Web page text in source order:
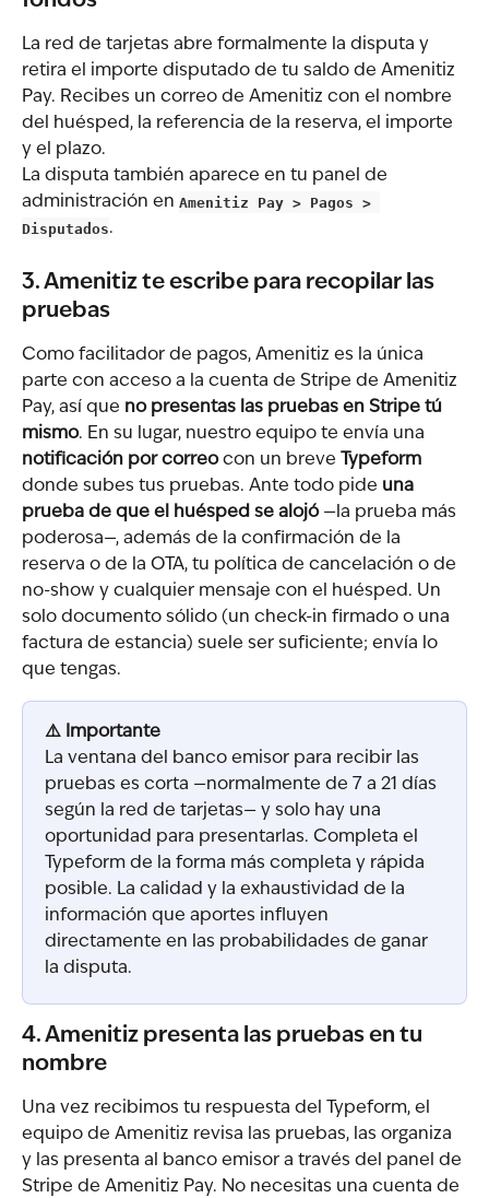
La red de tarjetas abre formalmente la disputa y
retira el importe disputado de tu saldo de Amenitiz
Pay. Recibes un correo de Amenitiz con el nombre
del huésped, la referencia de la reserva, el importe
y el plazo.
La disputa también aparece en tu panel de
administración en Amenitiz Pay > Pagos >
Disputados.
3. Amenitiz te escribe para recopilar las
pruebas
Como facilitador de pagos, Amenitiz es la única
parte con acceso a la cuenta de Stripe de Amenitiz
Pay, así que no presentas las pruebas en Stripe tú
mismo. En su lugar, nuestro equipo te envía una
notificación por correo con un breve
Typeform
donde subes tus pruebas. Ante todo pide una
prueba de que el huésped se alojó —la prueba más
poderosa—, además de la confirmación de la
reserva o de la OTA, tu política de cancelación o de
no-show y cualquier mensaje con el huésped. Un
solo documento sólido (un check-in firmado o una
factura de estancia) suele ser suficiente; envía lo
que tengas.
⚠️ Importante
La ventana del banco emisor para recibir las
pruebas es corta —normalmente de 7 a 21 días
según la red de tarjetas— y solo hay una
oportunidad para presentarlas. Completa el
Typeform de la forma más completa y rápida
posible. La calidad y la exhaustividad de la
información que aportes influyen
directamente en las probabilidades de ganar
la disputa.
4. Amenitiz presenta las pruebas en tu
nombre
Una vez recibimos tu respuesta del Typeform, el
equipo de Amenitiz revisa las pruebas, las organiza
y las presenta al banco emisor a través del panel de
Stripe de Amenitiz Pay. No necesitas una cuenta de